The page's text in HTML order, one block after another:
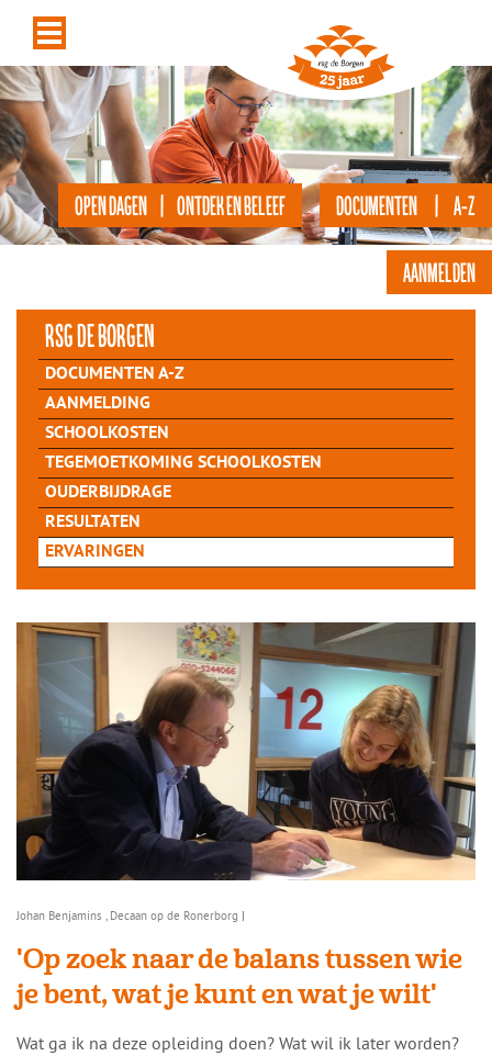
DOCUMENTEN | A-Z
OPEN DAGEN | ONTDEK EN BELEEF
AANMELDEN
rsg de Borgen
DOCUMENTEN A-Z
AANMELDING
SCHOOLKOSTEN
TEGEMOETKOMING SCHOOLKOSTEN
OUDERBIJDRAGE
RESULTATEN
ERVARINGEN
Johan Benjamins , Decaan op de Ronerborg |
'Op zoek naar de balans tussen wie
je bent, wat je kunt en wat je wilt'
Wat ga ik na deze opleiding doen? Wat wil ik later worden?